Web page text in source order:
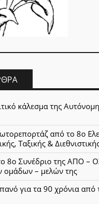
κάλεσμα της
από το 8ο
Ταξικής &
8ο Συνέδριο της ΑΠΟ –
ομάδων – μελών της
για τα 90 χρόνια από